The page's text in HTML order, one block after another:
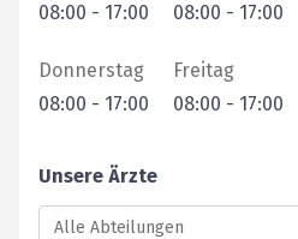
08:00 - 17:00
08:00 - 17:00
Donnerstag
08:00 - 17:00
Freitag
08:00 - 17:00
Unsere Ärzte
Alle Abteilungen